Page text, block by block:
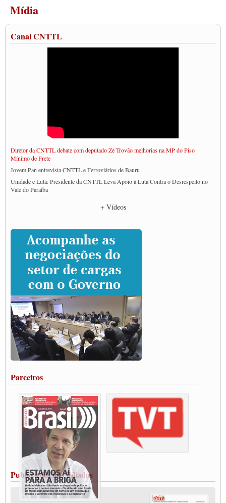
Mídia
Canal CNTTL
Diretor da CNTTL debate com deputado Zé Trovão melhorias na MP do Piso
Mínimo de Frete
Jovem Pan entrevista CNTTL e Ferroviários de Bauru
Unidade e Luta: Presidente da CNTTL Leva Apoio à Luta Contra o Desrespeito no
Vale do Paraíba
Caminhoneiros prometem paralisação e cobram diálogo com Lula
CNTTL e lideranças de caminhoneiros participam de debate sobre saúde nas
rodovias
Paulinho e Litti debatem política global para transporte rodoviário de cargas na
SUTCRA no Uruguai
Grande Conquista da Categoria transporte de Cargas e Caminhoneiros Autonomos
ENCONTRO INTERNACIONAL EM APOIO A CLASSE TRABALHADORA
DO BRASIL E A ELEIÇÃO 2022
Carta às Brasileiras e aos Brasileiros em Defesa do Estado Democrático de Direito
Paulinho, presidente da CNTTL, faz balanço do 3º Congresso da CNTTL
Caminhoneiros aprovam greve a partir do 1º de novembro
Rodoviários de Feira Santana fazem Assembleia para avaliar proposta de reajuste
salarial
Vacina Já: Lockdown de 24 horas dos trabalhadores em transportes está mantido,
Condutores de Guarulhos farão greve sanitária nesta terça-feira (20)
Paralisação dos Caminhoneiros na #BR285, entrocamento que liga o Mercosul ao
Rio Grande
Caminhoneiros bloqueiam duas faixas na Castello Branco e fazem protesto
Modal-Live #13 Aumento da Violência Contra Mulher e o Adoecimento da Classe
Trabalhadora em Tempos de Pandemia
MODAL-LIVE#12 POLÍTICAS PÚBLICAS DE TRANSPORTE PARA A
CLASSE TRABALHADORA E ELEIÇÕES NA PANDEMIA
MODAL-LIVE#11 POLÍTICAS PÚBLICAS DE TRANSPORTE
JUVENTUDE DO TRANSPORTE: POR QUE DEVEMOS NOS ORGANIZAR?
+ Vídeos
Parceiros
Publicações dos Filiados